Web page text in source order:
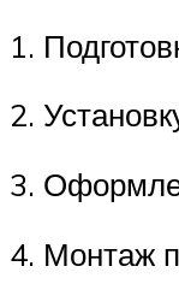
1.
2.
3.
4. Монтаж